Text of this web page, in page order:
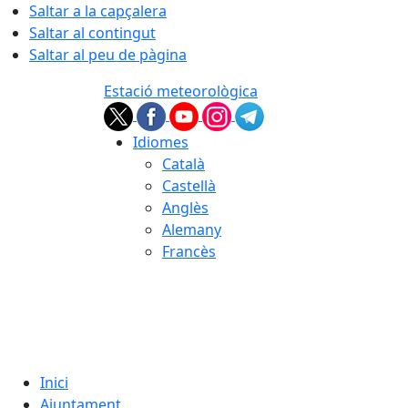
Saltar a la capçalera
Saltar al contingut
Saltar al peu de pàgina
Estació meteorològica
Idiomes
Català
Castellà
Anglès
Alemany
Francès
Inici